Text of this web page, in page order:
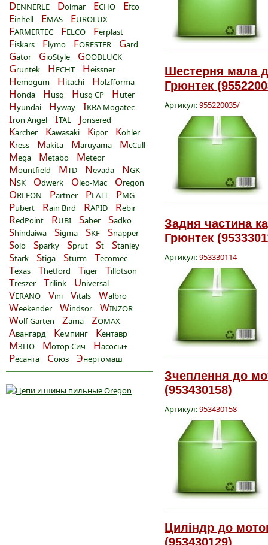
DENNERLE Dolmar ECHO Efco
Einhell EMAS EUROLUX
FARMERTEC FELCO Ferplast
Fiskars Flymo FORESTER Gard
Gator GioStyle GOODLUCK
Gruntek HECHT Heissner
Hemogum Hitachi Holzfforma
Honda Husq Husq CP Huter
Hyundai Hyway IKRA Mogatec
Iron Angel ITAL Jonsered
Karcher Kawasaki Kipor Kohler
Kress Makita Maruyama McCull
Mega Metabo Meteor
Mountfield MTD Nevada NGK
NSK Odwerk Oleo-Mac Oregon
ORLEON Partner PLATT PMG
Pubert Rain Bird RAPID Rebir
RedPoint RUBI Saber Sadko
Shindaiwa Sigma SKF Snapper
Solo Sparky Sprut St Stanley
Stark Stiga Sturm Tecomec
Texas Thetford Tiger Tillotson
Treszer Trilink Universal
VERANO Vini Vitals Walbro
Weekender Windsor WINZOR
Wolf-Garten Zama ZOMAX
Авангард Кемпинг Кентавр
МЗПО Мотор Сич Насосы+
Ресанта Союз Энергомаш
Шестерня мала
Грюнтек
Артикул:955220035/
Задня частина
Грюнтек
Артикул:953330114
Зчеплення до
(953430158)
Артикул:953430158
Циліндр до
(953430129)